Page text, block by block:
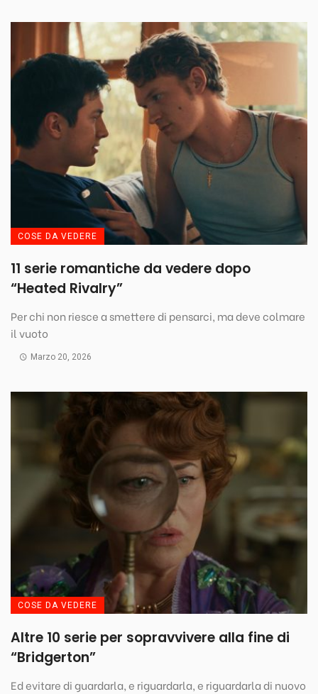
COSE DA VEDERE
11 serie romantiche da vedere dopo
“Heated Rivalry”
Per chi non riesce a smettere di pensarci, ma deve colmare
il vuoto
Marzo 20, 2026
COSE DA VEDERE
Altre 10 serie per sopravvivere alla fine di
“Bridgerton”
Ed evitare di guardarla, e riguardarla, e riguardarla di nuovo